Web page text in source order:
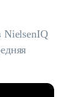
NielsenIQ